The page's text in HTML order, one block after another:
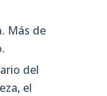
Más de
del
el